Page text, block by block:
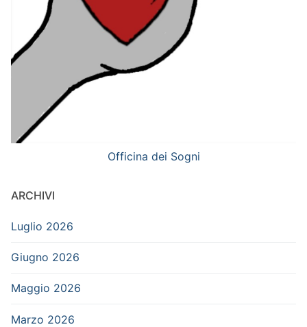
Officina dei Sogni
ARCHIVI
Luglio 2026
Giugno 2026
Maggio 2026
Marzo 2026